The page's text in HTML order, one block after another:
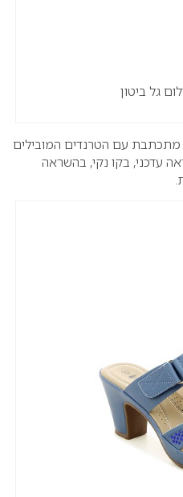
גל ביטון
מתכתבת עם הטרנדים המובילים
עדכני, בקו נקי, בהשראה